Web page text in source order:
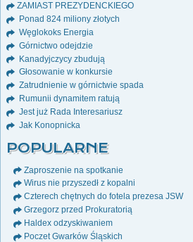
ZAMIAST PREZYDENCKIEGO
Ponad 824 miliony złotych
Węglokoks Energia
Górnictwo odejdzie
Kanadyjczycy zbudują
Głosowanie w konkursie
Zatrudnienie w górnictwie spada
Rumunii dynamitem ratują
Jest już Rada Interesariusz
Jak Konopnicka
POPULARNE
Zaproszenie na spotkanie
Wirus nie przyszedł z kopalni
Czterech chętnych do fotela prezesa JSW
Grzegorz przed Prokuratorią
Haldex odzyskiwaniem
Poczet Gwarków Śląskich